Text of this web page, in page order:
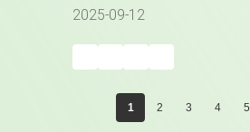
2025-09-12
1 2 3 4 5